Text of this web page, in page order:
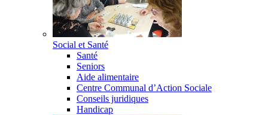
Social et Santé
Santé
Seniors
Aide alimentaire
Centre Communal d’Action Sociale
Conseils juridiques
Handicap